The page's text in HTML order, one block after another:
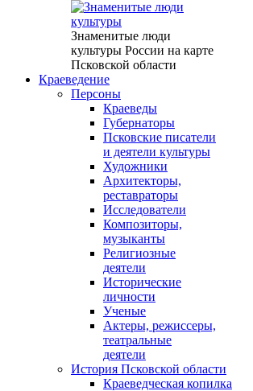
Знаменитые люди
культуры России на карте
Псковской области
Краеведение
Персоны
Краеведы
Губернаторы
Псковские писатели
и деятели культуры
Художники
Архитекторы,
реставраторы
Исследователи
Композиторы,
музыканты
Религиозные
деятели
Исторические
личности
Ученые
Актеры, режиссеры,
театральные
деятели
История Псковской области
Краеведческая копилка